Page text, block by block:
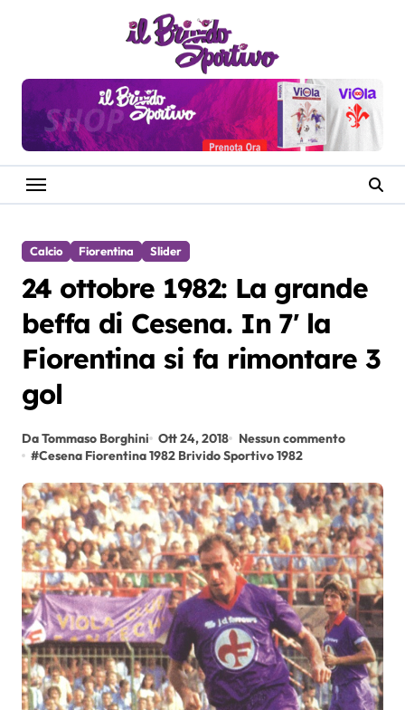
Calcio Fiorentina Slider
24 ottobre 1982: La grande
beffa di Cesena. In 7′ la
Fiorentina si fa rimontare 3
gol
Da Tommaso Borghini Ott 24, 2018
Nessun commento
#Cesena Fiorentina 1982 Brivido Sportivo 1982